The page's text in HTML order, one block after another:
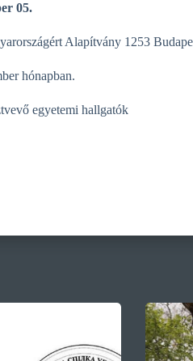
05.
Alapítvány 1253
hónapban.
egyetemi hallgatók